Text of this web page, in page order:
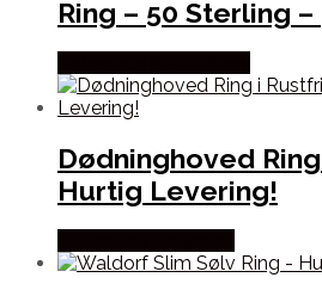
Ring – 50 Sterling
Dødninghoved
Hurtig Levering!